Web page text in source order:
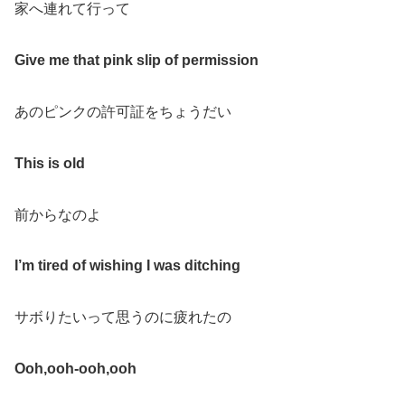
家へ連れて行って
Give me that pink slip of permission
あのピンクの許可証をちょうだい
This is old
前からなのよ
’m tired of wishing I was ditching
サボりたいって思うのに疲れたの
Ooh,ooh-ooh,ooh